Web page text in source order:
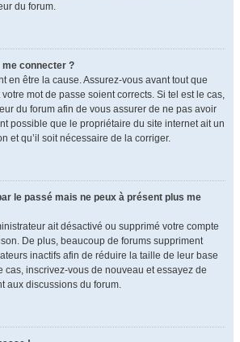
du forum.
me connecter ?
en être la cause. Assurez-vous avant tout que
mot de passe soient corrects. Si tel est le cas,
du forum afin de vous assurer de ne pas avoir
possible que le propriétaire du site internet ait un
et qu’il soit nécessaire de la corriger.
le passé mais ne peux à présent plus me
ait désactivé ou supprimé votre compte
De plus, beaucoup de forums suppriment
inactifs afin de réduire la taille de leur base
cas, inscrivez-vous de nouveau et essayez de
aux discussions du forum.